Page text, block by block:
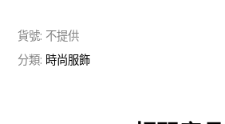
外
套
貨號: 不提供
分類: 時尚服飾